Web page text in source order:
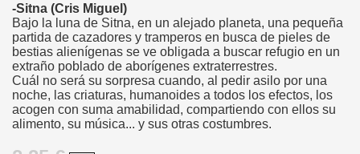
-Sitna (Cris Miguel)
Bajo la luna de Sitna, en un alejado planeta, una pequeña
partida de cazadores y tramperos en busca de pieles de
bestias alienígenas se ve obligada a buscar refugio en un
extraño poblado de aborígenes extraterrestres.
Cuál no será su sorpresa cuando, al pedir asilo por una
noche, las criaturas, humanoides a todos los efectos, los
acogen con suma amabilidad, compartiendo con ellos su
alimento, su música... y sus otras costumbres.